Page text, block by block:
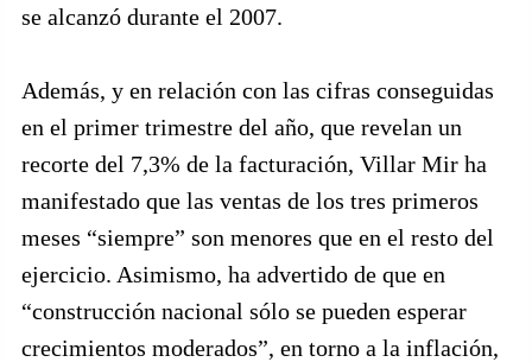
se alcanzó durante el 2007.
Además, y en relación con las cifras conseguidas
en el primer trimestre del año, que revelan un
recorte del 7,3% de la facturación, Villar Mir ha
manifestado que las ventas de los tres primeros
meses “siempre” son menores que en el resto del
ejercicio. Asimismo, ha advertido de que en
“construcción nacional sólo se pueden esperar
crecimientos moderados”, en torno a la inflación,